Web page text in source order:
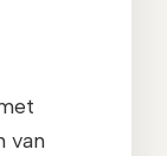
van